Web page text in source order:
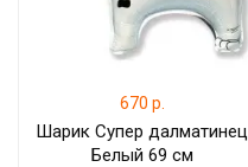
670 р.
Шарик Супер далматинец
Белый 69 см